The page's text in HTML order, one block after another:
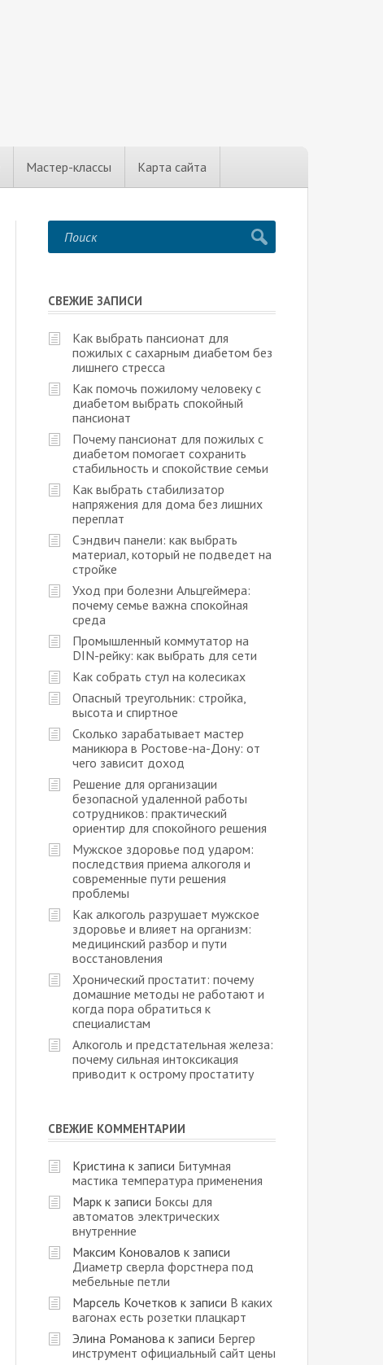
Мастер-классы Карта сайта
СВЕЖИЕ ЗАПИСИ
Как выбрать пансионат для
пожилых с сахарным диабетом без
лишнего стресса
Как помочь пожилому человеку с
диабетом выбрать спокойный
пансионат
Почему пансионат для пожилых с
диабетом помогает сохранить
стабильность и спокойствие семьи
Как выбрать стабилизатор
напряжения для дома без лишних
переплат
Сэндвич панели: как выбрать
материал, который не подведет на
стройке
Уход при болезни Альцгеймера:
почему семье важна спокойная
среда
Промышленный коммутатор на
DIN-рейку: как выбрать для сети
Как собрать стул на колесиках
Опасный треугольник: стройка,
высота и спиртное
Сколько зарабатывает мастер
маникюра в Ростове-на-Дону: от
чего зависит доход
Решение для организации
безопасной удаленной работы
сотрудников: практический
ориентир для спокойного решения
Мужское здоровье под ударом:
последствия приема алкоголя и
современные пути решения
проблемы
Как алкоголь разрушает мужское
здоровье и влияет на организм:
медицинский разбор и пути
восстановления
Хронический простатит: почему
домашние методы не работают и
когда пора обратиться к
специалистам
Алкоголь и предстательная железа:
почему сильная интоксикация
приводит к острому простатиту
СВЕЖИЕ КОММЕНТАРИИ
Кристина к записи Битумная
мастика температура применения
Марк к записи Боксы для
автоматов электрических
внутренние
Максим Коновалов к записи
Диаметр сверла форстнера под
мебельные петли
Марсель Кочетков к записи В каких
вагонах есть розетки плацкарт
Элина Романова к записи Бергер
инструмент официальный сайт цены